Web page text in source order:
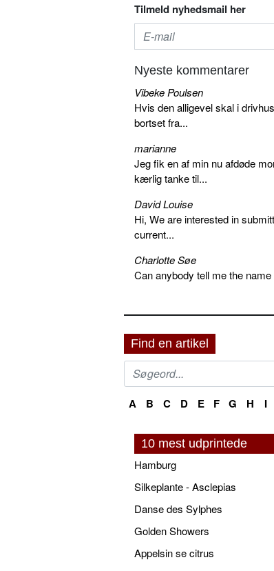
Tilmeld nyhedsmail her
Nyeste kommentarer
Vibeke Poulsen
Hvis den alligevel skal i
bortset fra...
marianne
Jeg fik en af min nu afdøde
kærlig tanke til...
David Louise
Hi, We are interested in
current...
Charlotte Søe
Can anybody tell me the
Find en artikel
A B C D E F G H I
10 mest udprintede
Hamburg
Silkeplante - Asclepias
Danse des Sylphes
Golden Showers
Appelsin se citrus